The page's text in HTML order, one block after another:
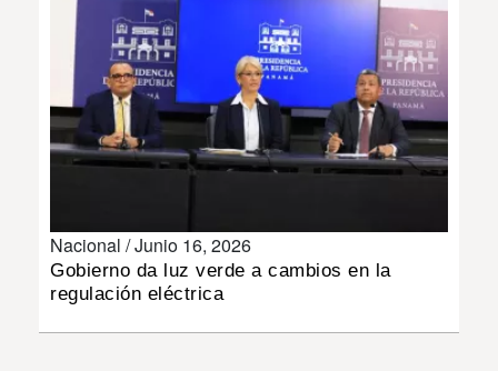
MULTIMEDIA
IMPRESO
Nacional /Junio 16, 2026
Gobierno da luz verde a cambios en la
regulación eléctrica